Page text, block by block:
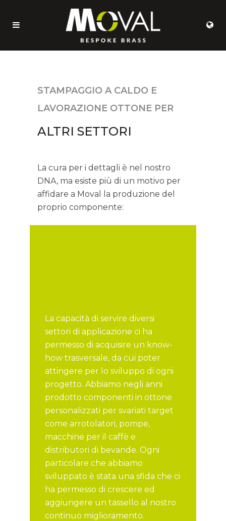
STAMPAGGIO A CALDO E
LAVORAZIONE OTTONE PER
ALTRI SETTORI
La cura per i dettagli è nel nostro
DNA, ma esiste più di un motivo per
affidare a Moval la produzione del
proprio componente:
La capacità di servire diversi
settori di applicazione ci ha
permesso di acquisire un know-
how trasversale, da cui poter
attingere per lo sviluppo di ogni
progetto. Abbiamo negli anni
prodotto componenti in ottone
personalizzati per svariati target
come arrotolatori, pompe,
macchine per il caffè e
distributori di bevande. Ogni
particolare che abbiamo
sviluppato è stata una sfida che ci
ha permesso di crescere ed
aggiungere un tassello al nostro
continuo miglioramento.